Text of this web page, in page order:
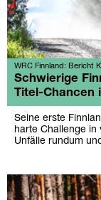
WRC Finnland: Bericht
Schwierige
Titel-Chancen
Seine erste
harte Challenge in
Unfälle rundum